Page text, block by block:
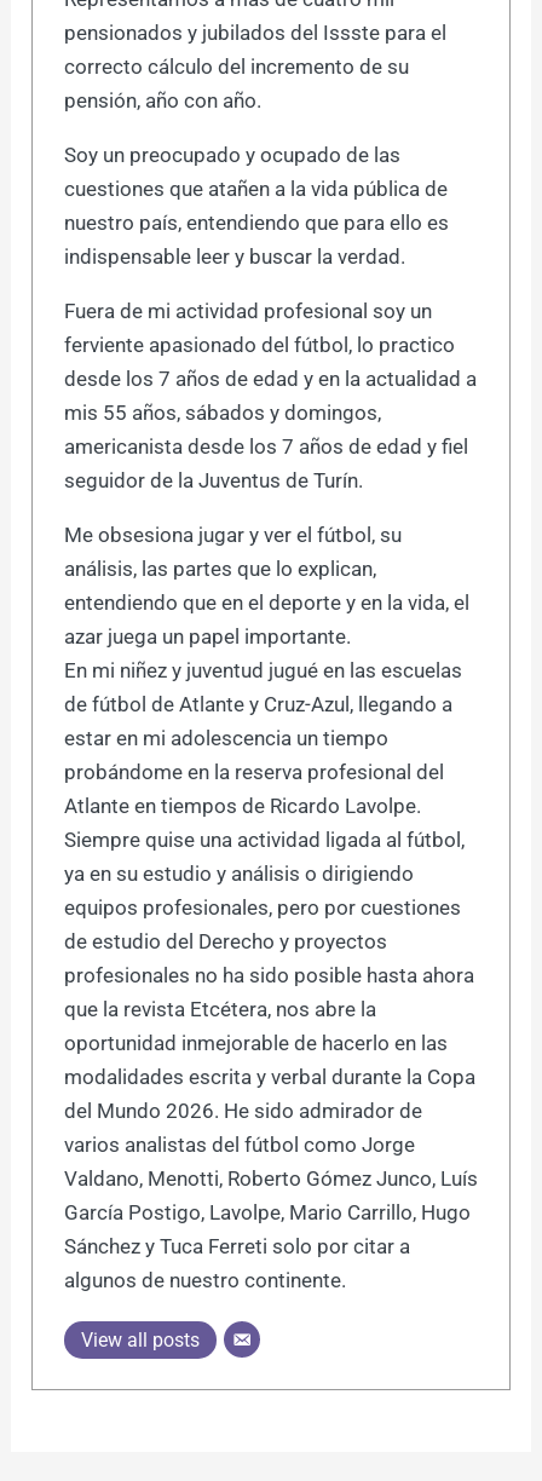
pensionados y jubilados del Issste para el
correcto cálculo del incremento de su
pensión, año con año.
Soy un preocupado y ocupado de las
cuestiones que atañen a la vida pública de
nuestro país, entendiendo que para ello es
indispensable leer y buscar la verdad.
Fuera de mi actividad profesional soy un
ferviente apasionado del fútbol, lo practico
desde los 7 años de edad y en la actualidad a
mis 55 años, sábados y domingos,
americanista desde los 7 años de edad y fiel
seguidor de la Juventus de Turín.
Me obsesiona jugar y ver el fútbol, su
análisis, las partes que lo explican,
entendiendo que en el deporte y en la vida, el
azar juega un papel importante.
En mi niñez y juventud jugué en las escuelas
de fútbol de Atlante y Cruz-Azul, llegando a
estar en mi adolescencia un tiempo
probándome en la reserva profesional del
Atlante en tiempos de Ricardo Lavolpe.
Siempre quise una actividad ligada al fútbol,
ya en su estudio y análisis o dirigiendo
equipos profesionales, pero por cuestiones
de estudio del Derecho y proyectos
profesionales no ha sido posible hasta ahora
que la revista Etcétera, nos abre la
oportunidad inmejorable de hacerlo en las
modalidades escrita y verbal durante la Copa
del Mundo 2026. He sido admirador de
varios analistas del fútbol como Jorge
Valdano, Menotti, Roberto Gómez Junco, Luís
García Postigo, Lavolpe, Mario Carrillo, Hugo
Sánchez y Tuca Ferreti solo por citar a
algunos de nuestro continente.
View all posts